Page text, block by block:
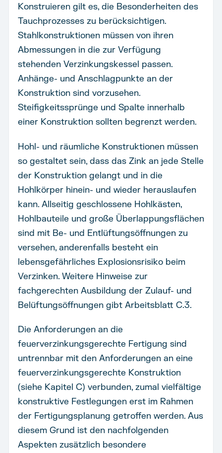
Konstruieren gilt es, die Besonderheiten des
Tauchprozesses zu berücksichtigen.
Stahlkonstruktionen müssen von ihren
Abmessungen in die zur Verfügung
stehenden Verzinkungskessel passen.
Anhänge- und Anschlagpunkte an der
Konstruktion sind vorzusehen.
Steifigkeitssprünge und Spalte innerhalb
einer Konstruktion sollten begrenzt werden.
Hohl- und räumliche Konstruktionen müssen
so gestaltet sein, dass das Zink an jede Stelle
der Konstruktion gelangt und in die
Hohlkörper hinein- und wieder herauslaufen
kann. Allseitig geschlossene Hohlkästen,
Hohlbauteile und große Überlappungsflächen
sind mit Be- und Entlüftungsöffnungen zu
versehen, anderenfalls besteht ein
lebensgefährliches Explosionsrisiko beim
Verzinken. Weitere Hinweise zur
fachgerechten Ausbildung der Zulauf- und
Belüftungsöffnungen gibt Arbeitsblatt C.3.
Die Anforderungen an die
feuerverzinkungsgerechte Fertigung sind
untrennbar mit den Anforderungen an eine
feuerverzinkungsgerechte Konstruktion
(siehe Kapitel C) verbunden, zumal vielfältige
konstruktive Festlegungen erst im Rahmen
der Fertigungsplanung getroffen werden. Aus
diesem Grund ist den nachfolgenden
Aspekten zusätzlich besondere